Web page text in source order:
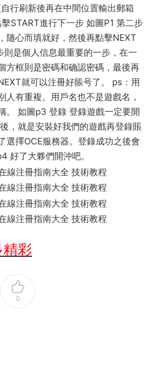
行刷新後再在中間位置輸出郵箱
擊START進行下一步 如圖P1 第二步
随心而填就好，然後再點擊NEXT
是個人信息最重要的一步，在一
方框則是密碼和确認密碼，最後再
就可以注冊好賬号了。 ps：用
人有重複。用戶名也不是遊戲名，
。 如圖p3 登錄 登錄遊戲一定要開
，就是安裝好我們的遊戲再登錄賬
選擇OCE服務器。登錄成功之後會
好了大夥們開沖吧。
精彩
0